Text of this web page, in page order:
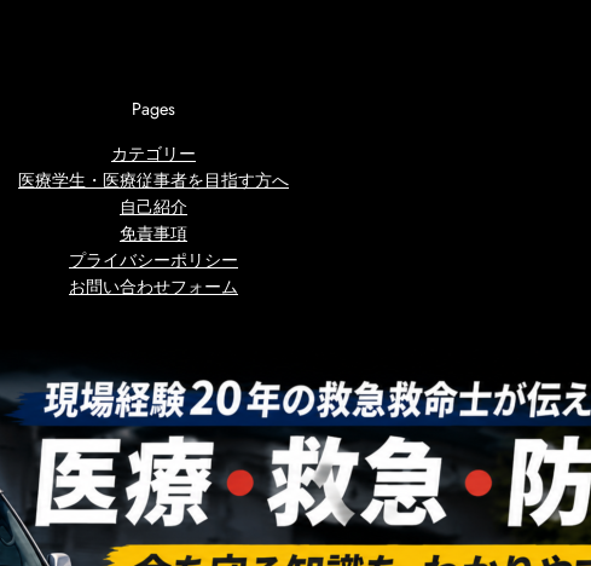
Pages
カテゴリー
医療学生・医療従事者を目指す方へ
自己紹介
免責事項
プライバシーポリシー
お問い合わせフォーム